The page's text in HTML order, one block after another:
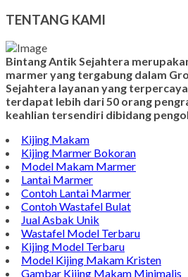
TENTANG KAMI
Bintang Antik Sejahtera
marmer yang tergabung dalam
Sejahtera layanan yang
terdapat lebih dari 50 orang
keahlian tersendiri dibidang
Kijing Makam
Kijing Marmer Bokoran
Model Makam Marmer
Lantai Marmer
Contoh Lantai Marmer
Contoh Wastafel Bulat
Jual Asbak Unik
Wastafel Model Terbaru
Kijing Model Terbaru
Model Kijing Makam Kristen
Gambar Kijing Makam Minimalis